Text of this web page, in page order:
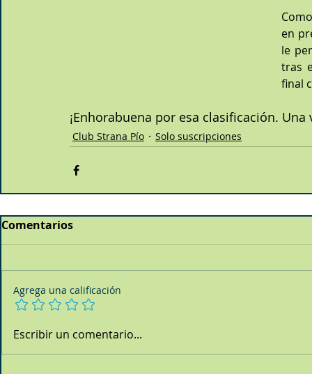
en
le
tras
final
¡Enhorabuena por esa clasificación.
Club Strana Pío Solo suscripciones
Comentarios
Agrega una calificación
Escribir un comentario...